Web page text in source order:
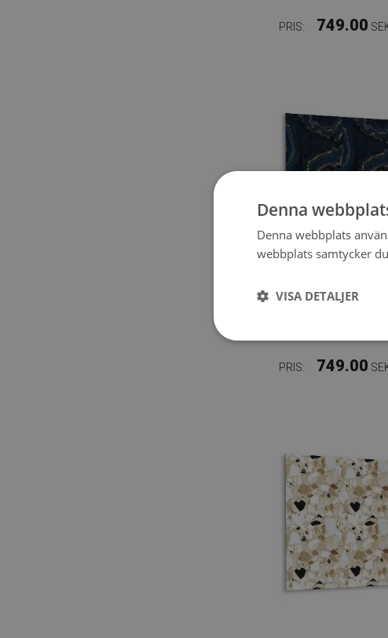
PRIS: 749.00
PRIS: 749.00
Denna
Denna webbplats
webbplats samtycker
VISA DETALJER